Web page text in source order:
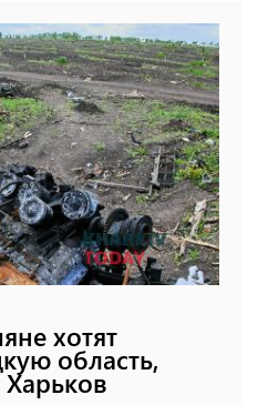
хотят
область,